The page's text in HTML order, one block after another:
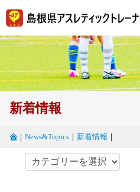
新着情報
｜ News&Topics 新着情報